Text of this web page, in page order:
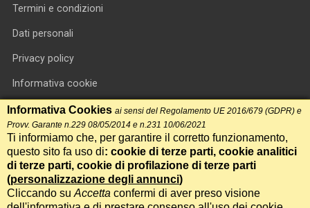
Termini e condizioni
Dati personali
Privacy policy
Informativa cookie
RSS feed
RSS Top News
Contatti
International Communication S.r.l. • P.IVA 14478081004 • Testata
Informativa Cookies ai sensi del Regolamento UE 2016/679 (GDPR) e
Provv. Garante n.229 08/05/2014 e n.231 10/06/2021
Ti informiamo che, per garantire il corretto funzionamento,
questo sito fa uso di: cookie di terze parti, cookie analitici
di terze parti, cookie di profilazione di terze parti
(personalizzazione degli annunci)
Cliccando su Accetta confermi di aver preso visione